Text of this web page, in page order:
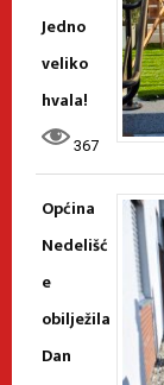
Jedno
veliko
hvala!
367
Općina
Nedelišć
e
obilježila
Dan